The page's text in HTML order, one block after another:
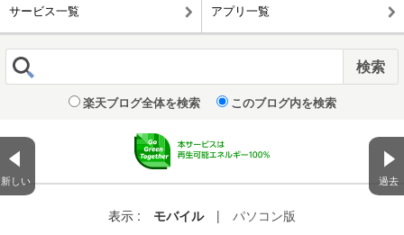
新しい 過去
サービス一覧 アプリ一覧
楽天ブログ全体を検索 このブログ内を検索
表示 : モバイル |
パソコン版